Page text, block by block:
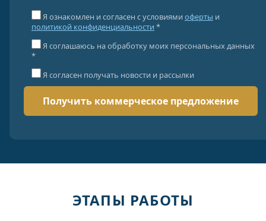
Я ознакомлен и согласен с условиями оферты и
политикой конфиденциальности *
Я соглашаюсь на обработку моих персональных данных
*
Я согласен получать новости и рассылки
ЭТАПЫ РАБОТЫ